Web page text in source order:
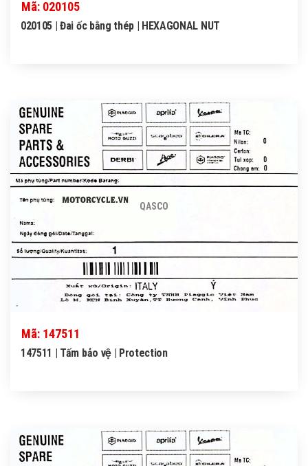
Mã: 020105
020105 | Đai ốc bằng thép | HEXAGONAL NUT
QASCO
Mã: 147511
147511 | Tấm bảo vệ | Protection